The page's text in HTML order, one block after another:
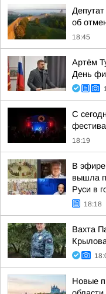
об
18:45
Артём
День
С
18:19
В эфире
вышла
Руси в
18:18
Вахта
Крылова
Новые